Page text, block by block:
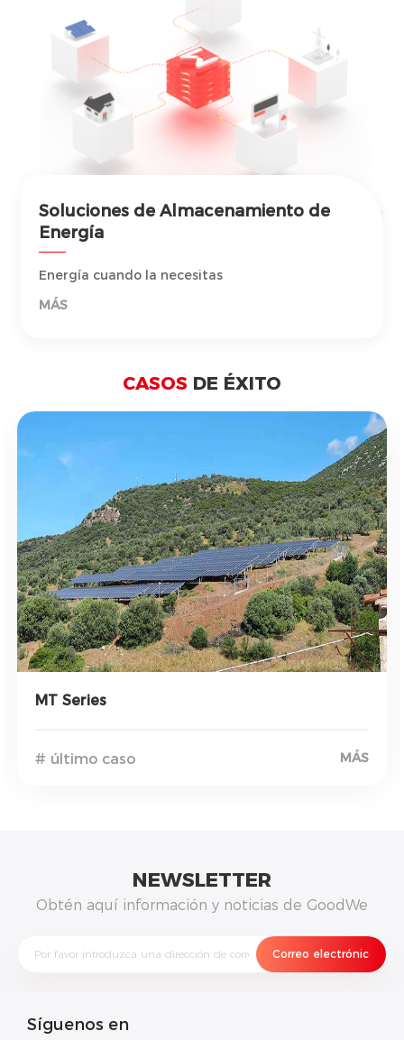
Soluciones de Almacenamiento de
Energía
Energía cuando la necesitas
MÁS
CASOS DE ÉXITO
MT Series
# último caso MÁS
NEWSLETTER
Obtén aquí información y noticias de GoodWe
Síguenos en